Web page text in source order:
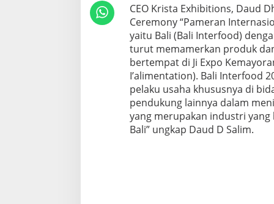
n
a
B
a
l
i
I
n
t
e
r
CEO Krista Exhibitions, Daud
Ceremony “Pameran
yaitu Bali (Bali Interfood)
turut memamerkan produk
bertempat di Ji Expo
I’alimentation). Bali Interfood
pelaku usaha khususnya di
pendukung lainnya dalam
yang merupakan industri
Bali” ungkap Daud D Salim.